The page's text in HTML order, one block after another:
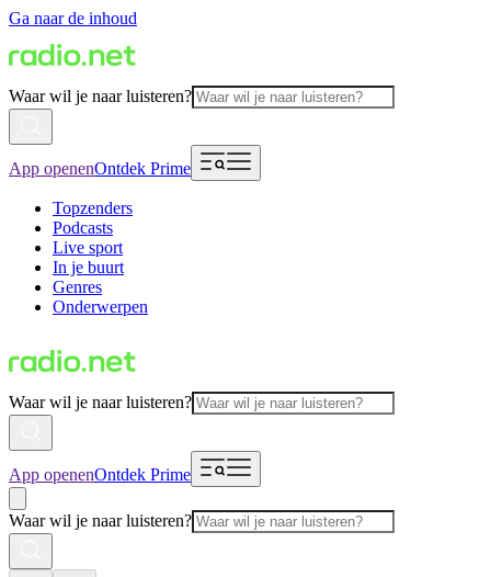
Ga naar de inhoud
Waar wil je naar luisteren?
App openenOntdek Prime
Topzenders
Podcasts
Live sport
In je buurt
Genres
Onderwerpen
Waar wil je naar luisteren?
App openenOntdek Prime
Waar wil je naar luisteren?